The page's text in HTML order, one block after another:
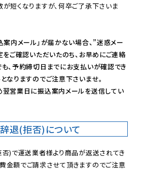
短くなりますが、何卒ご了承下さいま
案内メール」が届かない場合、”迷惑メー
をご確認いただいたのち、お早めにご連絡
、予約締切日までにお支払いが確認でき
なりますのでご注意下さいませ。
営業日に振込案内メールを送信してい
退(拒否)について
)で運送業者様より商品が返送されてき
金額でご請求させて頂きますのでご注意